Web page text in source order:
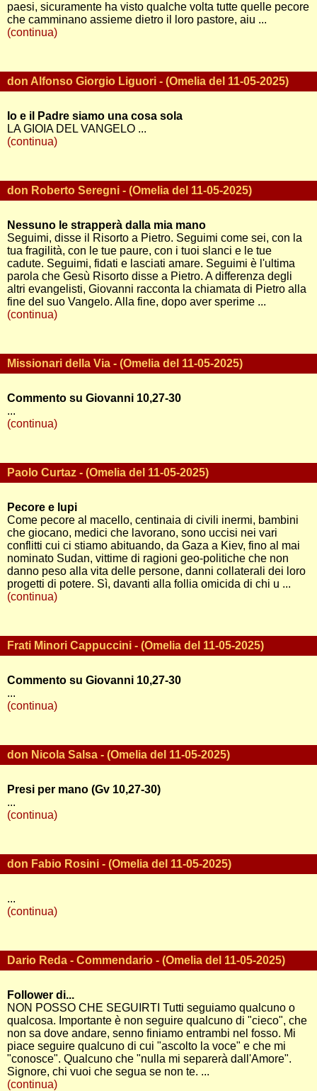
paesi, sicuramente ha visto qualche volta tutte quelle pecore
che camminano assieme dietro il loro pastore, aiu ...
(continua)
don Alfonso Giorgio Liguori - (Omelia del 11-05-2025)
Io e il Padre siamo una cosa sola
LA GIOIA DEL VANGELO ...
(continua)
don Roberto Seregni - (Omelia del 11-05-2025)
Nessuno le strapperà dalla mia mano
Seguimi, disse il Risorto a Pietro. Seguimi come sei, con la
tua fragilità, con le tue paure, con i tuoi slanci e le tue
cadute. Seguimi, fidati e lasciati amare. Seguimi è l'ultima
parola che Gesù Risorto disse a Pietro. A differenza degli
altri evangelisti, Giovanni racconta la chiamata di Pietro alla
fine del suo Vangelo. Alla fine, dopo aver sperime ...
(continua)
Missionari della Via - (Omelia del 11-05-2025)
Commento su Giovanni 10,27-30
...
(continua)
Paolo Curtaz - (Omelia del 11-05-2025)
Pecore e lupi
Come pecore al macello, centinaia di civili inermi, bambini
che giocano, medici che lavorano, sono uccisi nei vari
conflitti cui ci stiamo abituando, da Gaza a Kiev, fino al mai
nominato Sudan, vittime di ragioni geo-politiche che non
danno peso alla vita delle persone, danni collaterali dei loro
progetti di potere. Sì, davanti alla follia omicida di chi u ...
(continua)
Frati Minori Cappuccini - (Omelia del 11-05-2025)
Commento su Giovanni 10,27-30
...
(continua)
don Nicola Salsa - (Omelia del 11-05-2025)
Presi per mano (Gv 10,27-30)
...
(continua)
don Fabio Rosini - (Omelia del 11-05-2025)
...
(continua)
Dario Reda - Commendario - (Omelia del 11-05-2025)
Follower di...
NON POSSO CHE SEGUIRTI Tutti seguiamo qualcuno o
qualcosa. Importante è non seguire qualcuno di "cieco", che
non sa dove andare, senno finiamo entrambi nel fosso. Mi
piace seguire qualcuno di cui "ascolto la voce" e che mi
"conosce". Qualcuno che "nulla mi separerà dall'Amore".
Signore, chi vuoi che segua se non te. ...
(continua)